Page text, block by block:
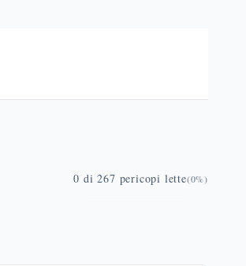
0 di 267 pericopi lette(0%)